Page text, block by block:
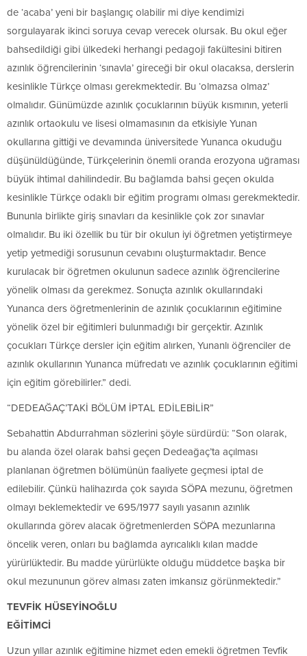
de ‘acaba’ yeni bir başlangıç olabilir mi diye kendimizi
sorgulayarak ikinci soruya cevap verecek olursak. Bu okul eğer
bahsedildiği gibi ülkedeki herhangi pedagoji fakültesini bitiren
azınlık öğrencilerinin ‘sınavla’ gireceği bir okul olacaksa, derslerin
kesinlikle Türkçe olması gerekmektedir. Bu ‘olmazsa olmaz’
olmalıdır. Günümüzde azınlık çocuklarının büyük kısmının, yeterli
azınlık ortaokulu ve lisesi olmamasının da etkisiyle Yunan
okullarına gittiği ve devamında üniversitede Yunanca okuduğu
düşünüldüğünde, Türkçelerinin önemli oranda erozyona uğraması
büyük ihtimal dahilindedir. Bu bağlamda bahsi geçen okulda
kesinlikle Türkçe odaklı bir eğitim programı olması gerekmektedir.
Bununla birlikte giriş sınavları da kesinlikle çok zor sınavlar
olmalıdır. Bu iki özellik bu tür bir okulun iyi öğretmen yetiştirmeye
yetip yetmediği sorusunun cevabını oluşturmaktadır. Bence
kurulacak bir öğretmen okulunun sadece azınlık öğrencilerine
yönelik olması da gerekmez. Sonuçta azınlık okullarındaki
Yunanca ders öğretmenlerinin de azınlık çocuklarının eğitimine
yönelik özel bir eğitimleri bulunmadığı bir gerçektir. Azınlık
çocukları Türkçe dersler için eğitim alırken, Yunanlı öğrenciler de
azınlık okullarının Yunanca müfredatı ve azınlık çocuklarının eğitimi
için eğitim görebilirler.” dedi.
“DEDEAĞAÇ’TAKİ BÖLÜM İPTAL EDİLEBİLİR”
Sebahattin Abdurrahman sözlerini şöyle sürdürdü: “Son olarak,
bu alanda özel olarak bahsi geçen Dedeağaç’ta açılması
planlanan öğretmen bölümünün faaliyete geçmesi iptal de
edilebilir. Çünkü halihazırda çok sayıda SÖPA mezunu, öğretmen
olmayı beklemektedir ve 695/1977 sayılı yasanın azınlık
okullarında görev alacak öğretmenlerden SÖPA mezunlarına
öncelik veren, onları bu bağlamda ayrıcalıklı kılan madde
yürürlüktedir. Bu madde yürürlükte olduğu müddetce başka bir
okul mezununun görev alması zaten imkansız görünmektedir.”
TEVFİK HÜSEYİNOĞLU
EĞİTİMCİ
Uzun yıllar azınlık eğitimine hizmet eden emekli öğretmen Tevfik